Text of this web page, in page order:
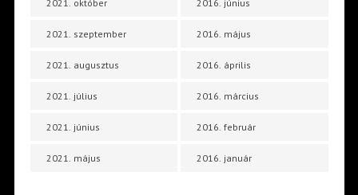
2021. október
2021. szeptember
2021. augusztus
2021. július
2021. június
2021. május
2016. június
2016. május
2016. április
2016. március
2016. február
2016. január